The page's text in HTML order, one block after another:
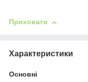
Приховати
Характеристики
Основні